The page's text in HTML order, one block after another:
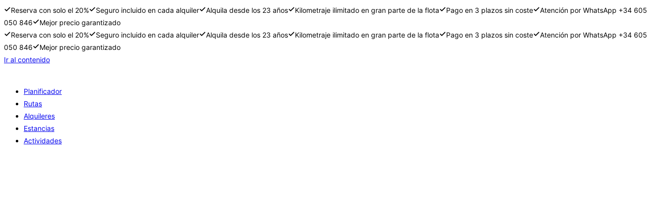
Reserva con solo el 20% Seguro incluido en cada alquiler Alquila desde los 23 años Kilometraje ilimitado en gran parte de la flota Pago en 3 plazos sin coste
Atención por WhatsApp +34 605
050 846
Mejor precio garantizado
Reserva con solo el 20%
Seguro incluido en cada alquiler Alquila desde los 23 años Kilometraje ilimitado en gran parte de la flota Pago en 3 plazos sin coste
Atención por WhatsApp +34 605
050 846
Mejor precio garantizado
Ir al contenido
Planificador
Rutas
Alquileres
Estancias
Actividades